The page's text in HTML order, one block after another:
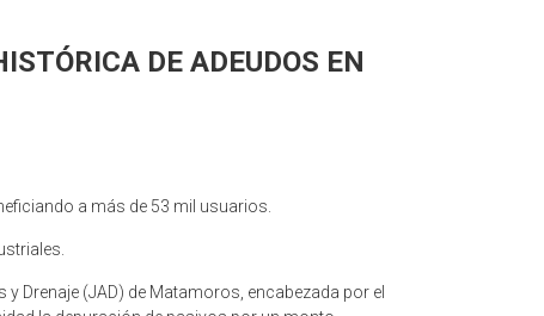
DE ADEUDOS EN
a más de 53 mil usuarios.
Drenaje (JAD) de Matamoros, encabezada por el